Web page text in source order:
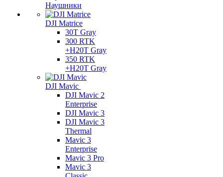
Наушники
DJI Matrice
30T Gray
300 RTK
+H20T Gray
350 RTK
+H20T Gray
DJI Mavic
DJI Mavic 2
Enterprise
DJI Mavic 3
DJI Mavic 3
Thermal
Mavic 3
Enterprise
Mavic 3 Pro
Mavic 3